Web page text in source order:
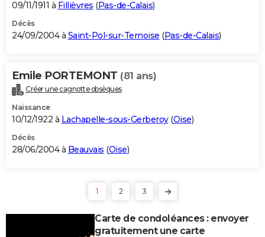
09/11/1911 à Fillièvres (Pas-de-Calais)
Décès
24/09/2004 à Saint-Pol-sur-Ternoise (Pas-de-Calais)
Emile PORTEMONT (81 ans)
Créer une cagnotte obsèques
Naissance
10/12/1922 à Lachapelle-sous-Gerberoy(Oise)
Décès
28/06/2004 à Beauvais (Oise)
1 2 3
Carte de condoléances : envoyer
gratuitement une carte